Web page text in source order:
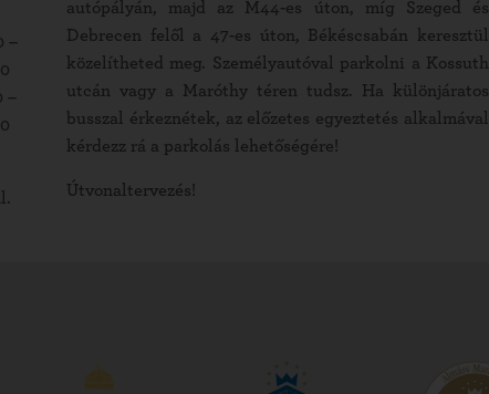
–
–
autópályán, majd az M44-es úton, míg Szeged és
Debrecen felől a 47-es úton, Békéscsabán keresztül
közelítheted meg. Személyautóval parkolni a Kossuth
utcán vagy a Maróthy téren tudsz. Ha különjáratos
busszal érkeznétek, az előzetes egyeztetés alkalmával
kérdezz rá a parkolás lehetőségére!
Útvonaltervezés!